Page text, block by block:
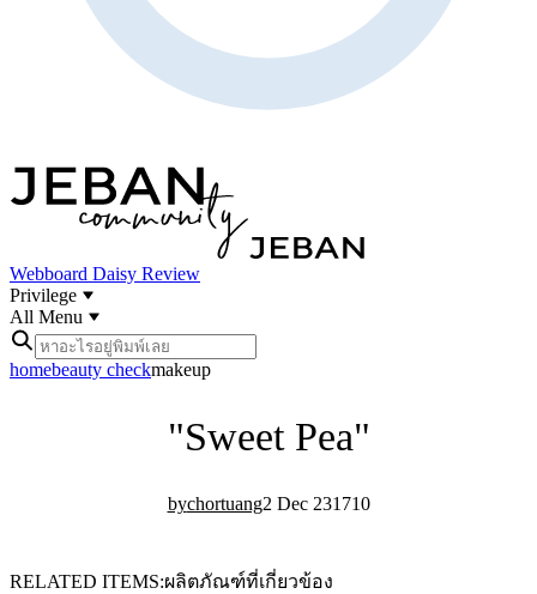
Webboard Daisy Review
Privilege
All Menu
homebeauty checkmakeup
"Sweet Pea"
chortuang2 Dec 231710
RELATED ITEMS ผลิตภัณฑ์ที่เกี่ยวข้อง